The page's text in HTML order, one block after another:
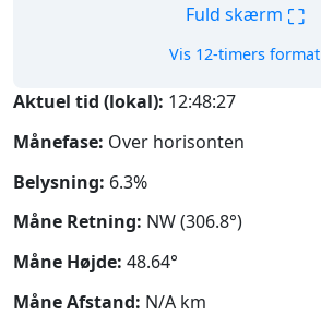
Fuld skærm ⛶
Vis 12-timers format
Aktuel tid (lokal): 12:48:28
Månefase: Over horisonten
Belysning: 6.3%
Måne Retning: NW (306.8°)
Måne Højde: 48.64°
Måne Afstand: N/A km